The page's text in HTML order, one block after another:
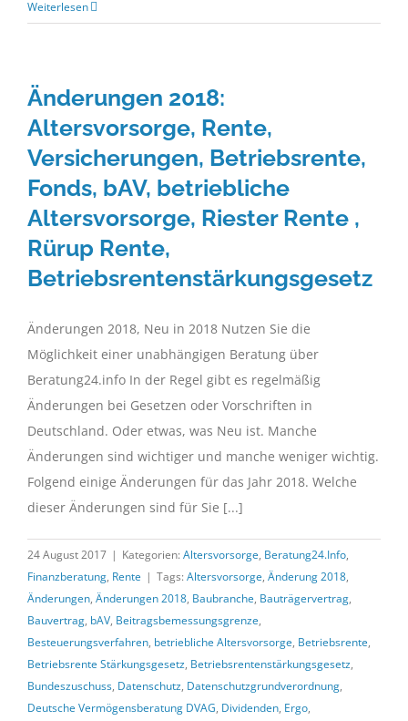
Weiterlesen
Änderungen 2018:
Altersvorsorge, Rente,
Versicherungen, Betriebsrente,
Fonds, bAV, betriebliche
Altersvorsorge, Riester Rente ,
Rürup Rente,
Betriebsrentenstärkungsgesetz
Änderungen 2018, Neu in 2018 Nutzen Sie die
Möglichkeit einer unabhängigen Beratung über
Beratung24.info In der Regel gibt es regelmäßig
Änderungen bei Gesetzen oder Vorschriften in
Deutschland. Oder etwas, was Neu ist. Manche
Änderungen sind wichtiger und manche weniger wichtig.
Folgend einige Änderungen für das Jahr 2018. Welche
dieser Änderungen sind für Sie [...]
24 August 2017 | Kategorien: Altersvorsorge, Beratung24.Info,
Finanzberatung, Rente | Tags: Altersvorsorge, Änderung 2018,
Änderungen, Änderungen 2018, Baubranche, Bauträgervertrag,
Bauvertrag, bAV, Beitragsbemessungsgrenze,
Besteuerungsverfahren, betriebliche Altersvorsorge, Betriebsrente,
Betriebsrente Stärkungsgesetz, Betriebsrentenstärkungsgesetz,
Bundeszuschuss, Datenschutz, Datenschutzgrundverordnung,
Deutsche Vermögensberatung DVAG, Dividenden, Ergo,